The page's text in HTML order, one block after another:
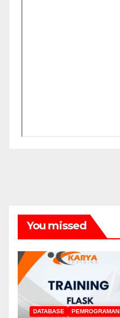
You missed
DATABASE PEMROGRAMAN